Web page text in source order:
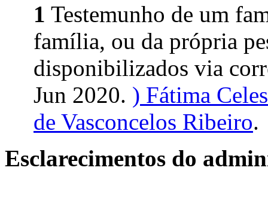
1 Testemunho de um
família, ou da própria
disponibilizados via
Jun 2020. ) Fátima
de Vasconcelos Ribeiro.
Esclarecimentos do